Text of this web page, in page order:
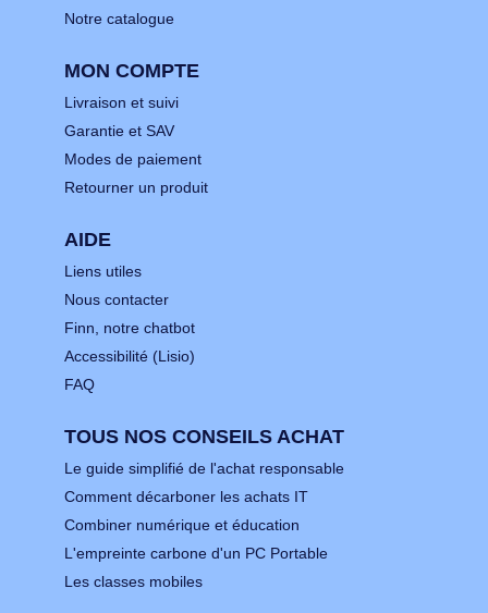
Notre catalogue
MON COMPTE
Livraison et suivi
Garantie et SAV
Modes de paiement
Retourner un produit
AIDE
Liens utiles
Nous contacter
Finn, notre chatbot
Accessibilité (Lisio)
FAQ
TOUS NOS CONSEILS ACHAT
Le guide simplifié de l'achat responsable
Comment décarboner les achats IT
Combiner numérique et éducation
L'empreinte carbone d'un PC Portable
Les classes mobiles